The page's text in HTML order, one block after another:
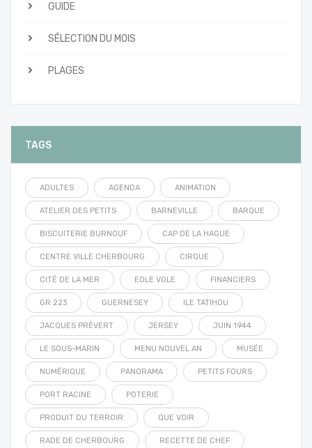
GUIDE
SÉLECTION DU MOIS
PLAGES
TAGS
ADULTES AGENDA ANIMATION
ATELIER DES PETITS BARNEVILLE BARQUE
BISCUITERIE BURNOUF CAP DE LA HAGUE
CENTRE VILLE CHERBOURG CIRQUE
CITÉ DE LA MER EOLE VOLE FINANCIERS
GR 223 GUERNESEY ILE TATIHOU
JACQUES PRÉVERT JERSEY JUIN 1944
LE SOUS-MARIN MENU NOUVEL AN MUSÉE
NUMÉRIQUE PANORAMA PETITS FOURS
PORT RACINE POTERIE
PRODUIT DU TERROIR QUE VOIR
RADE DE CHERBOURG RECETTE DE CHEF